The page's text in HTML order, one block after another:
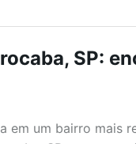
SP:
em um bairro mais